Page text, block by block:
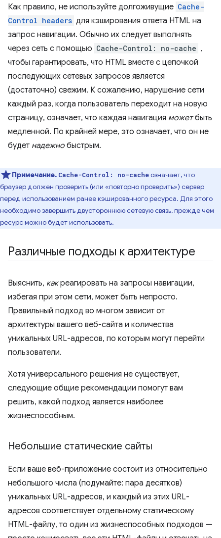
Как правило, не используйте долгоживущие Cache-
Control headers для кэширования ответа HTML на
запрос навигации. Обычно их следует выполнять
через сеть с помощью Cache-Control: no-cache ,
чтобы гарантировать, что HTML вместе с цепочкой
последующих сетевых запросов является
(достаточно) свежим. К сожалению, нарушение сети
каждый раз, когда пользователь переходит на новую
страницу, означает, что каждая навигация можетбыть
медленной. По крайней мере, это означает, что он не
будет надежно быстрым.
Примечание. Cache-Control: no-cacheозначает, что
браузер должен проверить (или «повторно проверить») сервер
перед использованием ранее кэшированного ресурса. Для этого
необходимо завершить двустороннюю сетевую связь, прежде чем
ресурс можно будет использовать.
Различные подходы к архитектуре
Выяснить, какреагировать на запросы навигации,
избегая при этом сети, может быть непросто.
Правильный подход во многом зависит от
архитектуры вашего веб-сайта и количества
уникальных URL-адресов, по которым могут перейти
пользователи.
Хотя универсального решения не существует,
следующие общие рекомендации помогут вам
решить, какой подход является наиболее
жизнеспособным.
Небольшие статические сайты
Если ваше веб-приложение состоит из относительно
небольшого числа (подумайте: пара десятков)
уникальных URL-адресов, и каждый из этих URL-
адресов соответствует отдельному статическому
HTML-файлу, то один из жизнеспособных подходов —